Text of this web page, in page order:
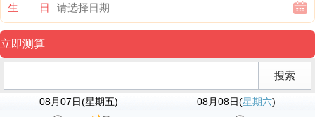
生 日
08月07日(星期五) 08月08日(星期六)